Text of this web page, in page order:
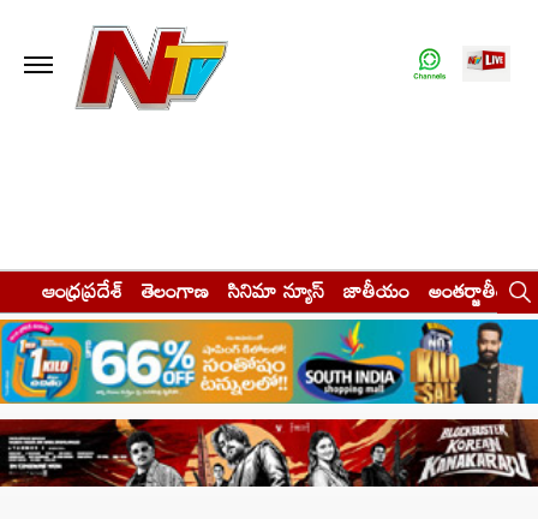
ఆంధ్రప్రదేశ్ తెలంగాణ సినిమా న్యూస్ జాతీయం అంతర్జాతీయం